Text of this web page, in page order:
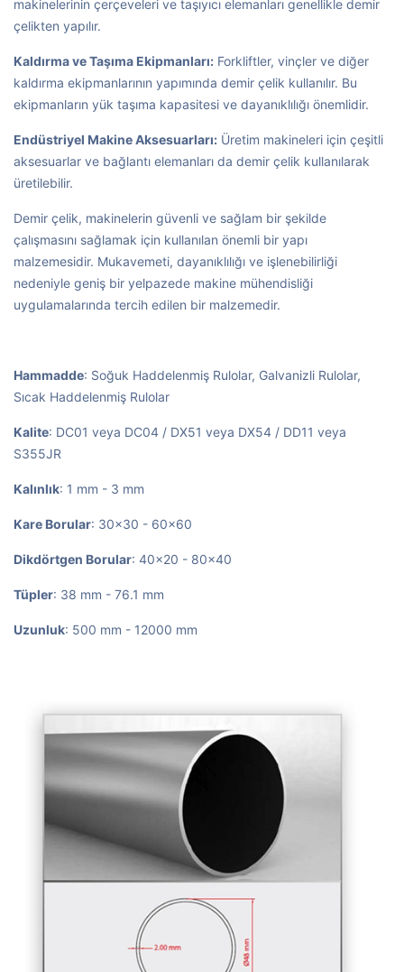
makinelerinin çerçeveleri ve taşıyıcı elemanları genellikle demir
çelikten yapılır.
Kaldırma ve Taşıma Ekipmanları: Forkliftler, vinçler ve diğer
kaldırma ekipmanlarının yapımında demir çelik kullanılır. Bu
ekipmanların yük taşıma kapasitesi ve dayanıklılığı önemlidir.
Endüstriyel Makine Aksesuarları: Üretim makineleri için çeşitli
aksesuarlar ve bağlantı elemanları da demir çelik kullanılarak
üretilebilir.
Demir çelik, makinelerin güvenli ve sağlam bir şekilde
çalışmasını sağlamak için kullanılan önemli bir yapı
malzemesidir. Mukavemeti, dayanıklılığı ve işlenebilirliği
nedeniyle geniş bir yelpazede makine mühendisliği
uygulamalarında tercih edilen bir malzemedir.
Hammadde: Soğuk Haddelenmiş Rulolar, Galvanizli Rulolar,
Sıcak Haddelenmiş Rulolar
Kalite: DC01 veya DC04 / DX51 veya DX54 / DD11 veya
S355JR
Kalınlık: 1 mm - 3 mm
Kare Borular: 30x30 - 60x60
Dikdörtgen Borular: 40x20 - 80x40
Tüpler: 38 mm - 76.1 mm
Uzunluk: 500 mm - 12000 mm